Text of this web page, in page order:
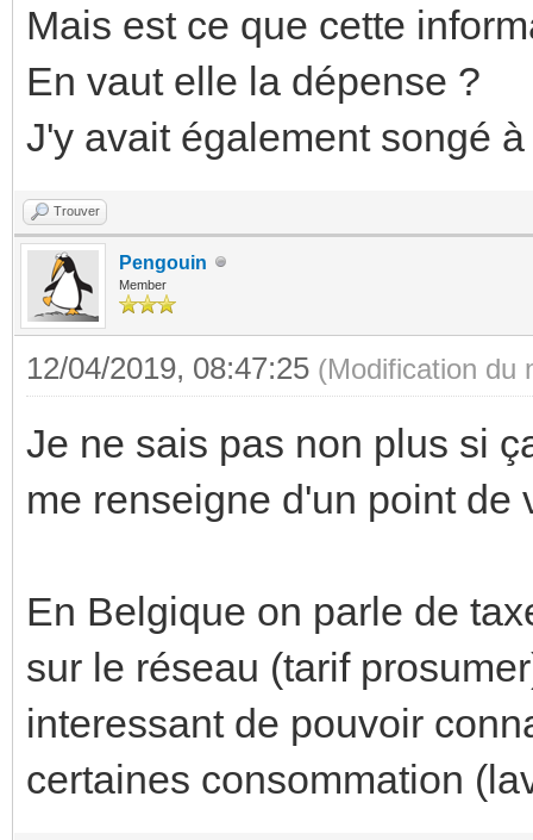
Mais est ce que cette
En vaut elle la dépense ?
J'y avait également songé
Trouver
Pengouin
Member
12/04/2019, 08:47:25 (Modification du
Je ne sais pas non plus si
me renseigne d'un point de
En Belgique on parle de
sur le réseau (tarif
interessant de pouvoir
certaines consommation